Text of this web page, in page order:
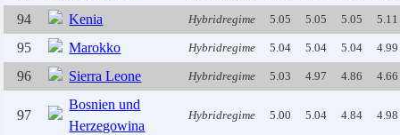
94 Kenia Hybridregime 5.05 5.05 5.05 5.11
95 Marokko Hybridregime 5.04 5.04 5.04 4.99
96 Sierra Leone Hybridregime 5.03 4.97 4.86 4.66
97
Bosnien und
Herzegowina
Hybridregime 5.00 5.04 4.84 4.98